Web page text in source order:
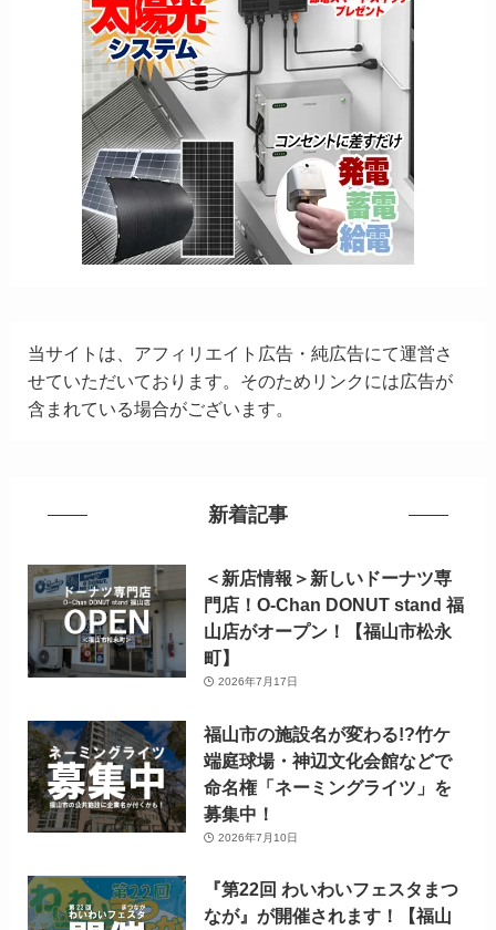
当サイトは、アフィリエイト広告・純広告にて運営さ
せていただいております。そのためリンクには広告が
含まれている場合がございます。
新着記事
＜新店情報＞新しいドーナツ専
門店！O-Chan DONUT stand 福
山店がオープン！【福山市松永
町】
2026年7月17日
福山市の施設名が変わる!?竹ケ
端庭球場・神辺文化会館などで
命名権「ネーミングライツ」を
募集中！
2026年7月10日
『第22回 わいわいフェスタまつ
なが』が開催されます！【福山